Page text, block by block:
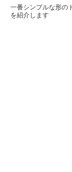
一番シンプルな形の
を紹介します